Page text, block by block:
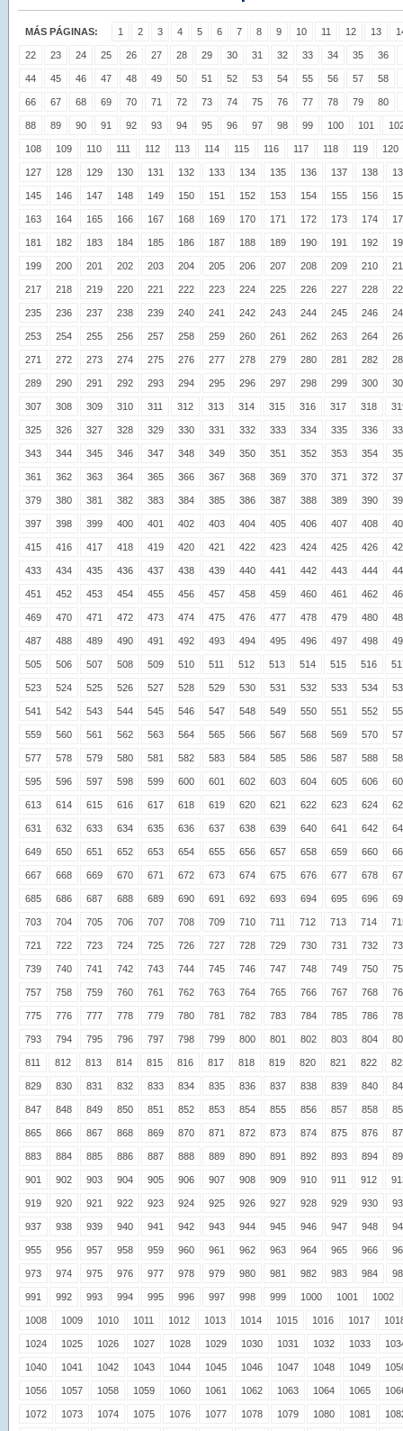
MÁS PÁGINAS: 1 2 3 4 5 6 7 8 9 10 11 12 13
22 23 24 25 26 27 28 29 30 31 32 33 34 35 36
44 45 46 47 48 49 50 51 52 53 54 55 56 57 58
66 67 68 69 70 71 72 73 74 75 76 77 78 79 80
88 89 90 91 92 93 94 95 96 97 98 99 100 101
108 109 110 111 112 113 114 115 116 117 118 119 120
127 128 129 130 131 132 133 134 135 136 137 138
145 146 147 148 149 150 151 152 153 154 155 156
163 164 165 166 167 168 169 170 171 172 173 174
181 182 183 184 185 186 187 188 189 190 191 192
199 200 201 202 203 204 205 206 207 208 209 210
217 218 219 220 221 222 223 224 225 226 227 228
235 236 237 238 239 240 241 242 243 244 245 246
253 254 255 256 257 258 259 260 261 262 263 264
271 272 273 274 275 276 277 278 279 280 281 282
289 290 291 292 293 294 295 296 297 298 299 300
307 308 309 310 311 312 313 314 315 316 317 318
325 326 327 328 329 330 331 332 333 334 335 336
343 344 345 346 347 348 349 350 351 352 353 354
361 362 363 364 365 366 367 368 369 370 371 372
379 380 381 382 383 384 385 386 387 388 389 390
397 398 399 400 401 402 403 404 405 406 407 408
415 416 417 418 419 420 421 422 423 424 425 426
433 434 435 436 437 438 439 440 441 442 443 444
451 452 453 454 455 456 457 458 459 460 461 462
469 470 471 472 473 474 475 476 477 478 479 480
487 488 489 490 491 492 493 494 495 496 497 498
505 506 507 508 509 510 511 512 513 514 515 516
523 524 525 526 527 528 529 530 531 532 533 534
541 542 543 544 545 546 547 548 549 550 551 552
559 560 561 562 563 564 565 566 567 568 569 570
577 578 579 580 581 582 583 584 585 586 587 588
595 596 597 598 599 600 601 602 603 604 605 606
613 614 615 616 617 618 619 620 621 622 623 624
631 632 633 634 635 636 637 638 639 640 641 642
649 650 651 652 653 654 655 656 657 658 659 660
667 668 669 670 671 672 673 674 675 676 677 678
685 686 687 688 689 690 691 692 693 694 695 696
703 704 705 706 707 708 709 710 711 712 713 714
721 722 723 724 725 726 727 728 729 730 731 732
739 740 741 742 743 744 745 746 747 748 749 750
757 758 759 760 761 762 763 764 765 766 767 768
775 776 777 778 779 780 781 782 783 784 785 786
793 794 795 796 797 798 799 800 801 802 803 804
811 812 813 814 815 816 817 818 819 820 821 822
829 830 831 832 833 834 835 836 837 838 839 840
847 848 849 850 851 852 853 854 855 856 857 858
865 866 867 868 869 870 871 872 873 874 875 876
883 884 885 886 887 888 889 890 891 892 893 894
901 902 903 904 905 906 907 908 909 910 911 912
919 920 921 922 923 924 925 926 927 928 929 930
937 938 939 940 941 942 943 944 945 946 947 948
955 956 957 958 959 960 961 962 963 964 965 966
973 974 975 976 977 978 979 980 981 982 983 984
991 992 993 994 995 996 997 998 999 1000 1001 1002
1008 1009 1010 1011 1012 1013 1014 1015 1016 1017
1024 1025 1026 1027 1028 1029 1030 1031 1032 1033
1040 1041 1042 1043 1044 1045 1046 1047 1048 1049
1056 1057 1058 1059 1060 1061 1062 1063 1064 1065
1072 1073 1074 1075 1076 1077 1078 1079 1080 1081